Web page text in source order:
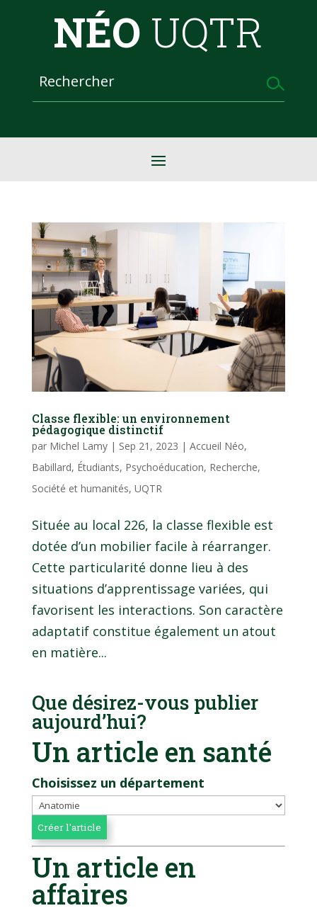
NÉO UQTR
Classe flexible: un environnement
pédagogique distinctif
par Michel Lamy| Sep 21, 2023 | Accueil Néo,
Babillard, Étudiants, Psychoéducation, Recherche,
Société et humanités, UQTR
Située au local 226, la classe flexible est
dotée d’un mobilier facile à réarranger.
Cette particularité donne lieu à des
situations d’apprentissage variées, qui
favorisent les interactions. Son caractère
adaptatif constitue également un atout
en matière...
Que désirez-vous publier
aujourd’hui?
Un article en santé
Choisissez un département
Un article en
affaires